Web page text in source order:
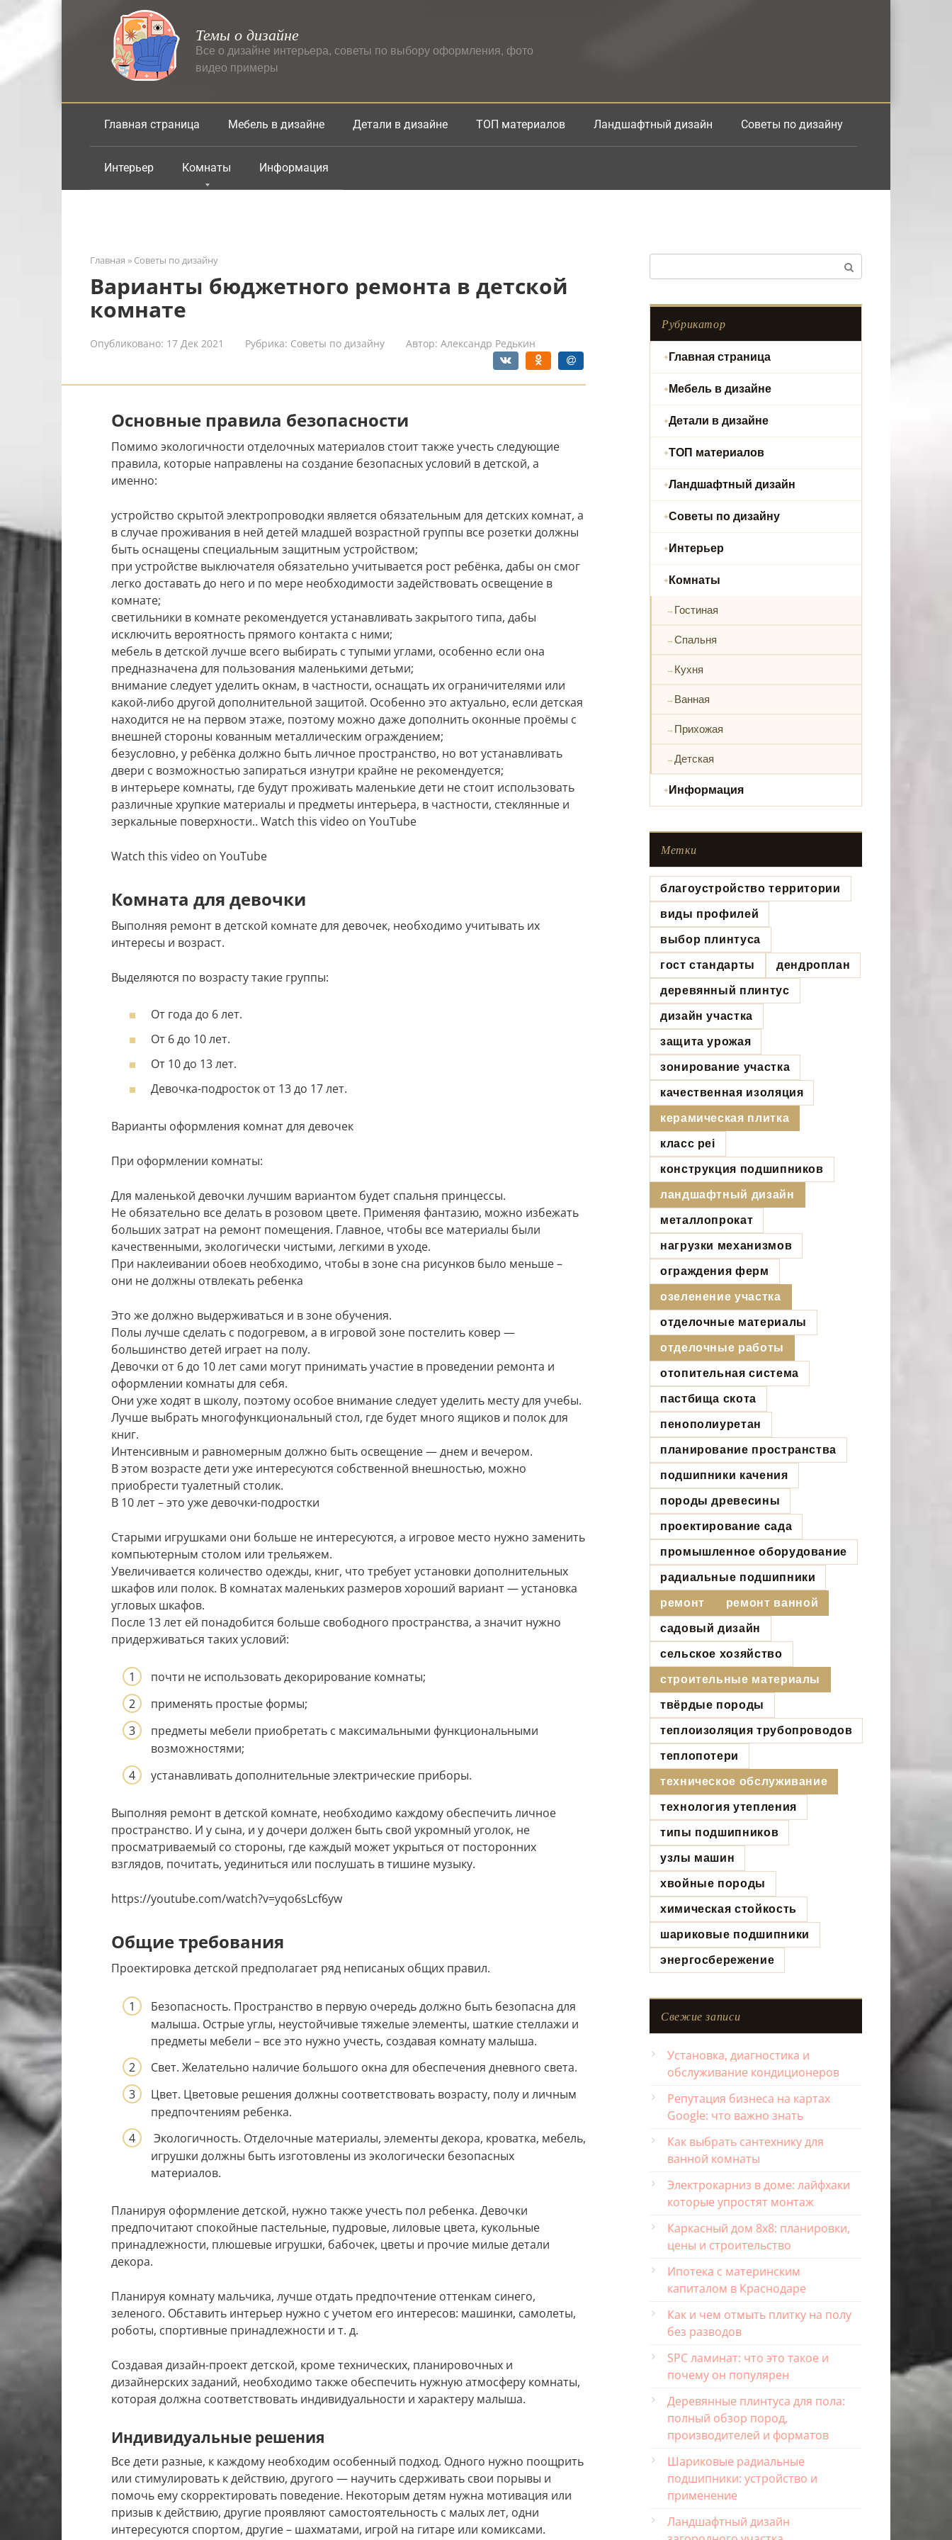
Перейти
к
Темы о дизайне
Все о дизайне интерьера, советы по выбору оформления, фото
видео примеры
Главная страница Мебель в дизайне Детали в дизайне ТОП материалов Ландшафтный дизайн Советы по дизайну
Интерьер Комнаты Информация
Главная » Советы по дизайну
Варианты бюджетного ремонта в детской
комнате
Опубликовано: 17 Дек 2021 Рубрика: Советы по дизайну Автор: Александр Редькин
Основные правила безопасности
Помимо экологичности отделочных материалов стоит также учесть следующие
правила, которые направлены на создание безопасных условий в детской, а
именно:
устройство скрытой электропроводки является обязательным для детских комнат, а
в случае проживания в ней детей младшей возрастной группы все розетки должны
быть оснащены специальным защитным устройством;
при устройстве выключателя обязательно учитывается рост ребёнка, дабы он смог
легко доставать до него и по мере необходимости задействовать освещение в
комнате;
светильники в комнате рекомендуется устанавливать закрытого типа, дабы
исключить вероятность прямого контакта с ними;
мебель в детской лучше всего выбирать с тупыми углами, особенно если она
предназначена для пользования маленькими детьми;
внимание следует уделить окнам, в частности, оснащать их ограничителями или
какой-либо другой дополнительной защитой. Особенно это актуально, если детская
находится не на первом этаже, поэтому можно даже дополнить оконные проёмы с
внешней стороны кованным металлическим ограждением;
безусловно, у ребёнка должно быть личное пространство, но вот устанавливать
двери с возможностью запираться изнутри крайне не рекомендуется;
в интерьере комнаты, где будут проживать маленькие дети не стоит использовать
различные хрупкие материалы и предметы интерьера, в частности, стеклянные и
зеркальные поверхности.. Watch this video on YouTube
Watch this video on YouTube
Комната для девочки
Выполняя ремонт в детской комнате для девочек, необходимо учитывать их
интересы и возраст.
Выделяются по возрасту такие группы:
От года до 6 лет.
От 6 до 10 лет.
От 10 до 13 лет.
Девочка-подросток от 13 до 17 лет.
Варианты оформления комнат для девочек
При оформлении комнаты:
Для маленькой девочки лучшим вариантом будет спальня принцессы.
Не обязательно все делать в розовом цвете. Применяя фантазию, можно избежать
больших затрат на ремонт помещения. Главное, чтобы все материалы были
качественными, экологически чистыми, легкими в уходе.
При наклеивании обоев необходимо, чтобы в зоне сна рисунков было меньше –
они не должны отвлекать ребенка
Это же должно выдерживаться и в зоне обучения.
Полы лучше сделать с подогревом, а в игровой зоне постелить ковер —
большинство детей играет на полу.
Девочки от 6 до 10 лет сами могут принимать участие в проведении ремонта и
оформлении комнаты для себя.
Они уже ходят в школу, поэтому особое внимание следует уделить месту для учебы.
Лучше выбрать многофункциональный стол, где будет много ящиков и полок для
книг.
Интенсивным и равномерным должно быть освещение — днем и вечером.
В этом возрасте дети уже интересуются собственной внешностью, можно
приобрести туалетный столик.
В 10 лет – это уже девочки-подростки
Старыми игрушками они больше не интересуются, а игровое место нужно заменить
компьютерным столом или трельяжем.
Увеличивается количество одежды, книг, что требует установки дополнительных
шкафов или полок. В комнатах маленьких размеров хороший вариант — установка
угловых шкафов.
После 13 лет ей понадобится больше свободного пространства, а значит нужно
придерживаться таких условий:
почти не использовать декорирование комнаты;
применять простые формы;
предметы мебели приобретать с максимальными функциональными
возможностями;
устанавливать дополнительные электрические приборы.
Выполняя ремонт в детской комнате, необходимо каждому обеспечить личное
пространство. И у сына, и у дочери должен быть свой укромный уголок, не
просматриваемый со стороны, где каждый может укрыться от посторонних
взглядов, почитать, уединиться или послушать в тишине музыку.
https://youtube.com/watch?v=yqo6sLcf6yw
Общие требования
Проектировка детской предполагает ряд неписаных общих правил.
Безопасность. Пространство в первую очередь должно быть безопасна для
малыша. Острые углы, неустойчивые тяжелые элементы, шаткие стеллажи и
предметы мебели – все это нужно учесть, создавая комнату малыша.
Свет. Желательно наличие большого окна для обеспечения дневного света.
Цвет. Цветовые решения должны соответствовать возрасту, полу и личным
предпочтениям ребенка.
Экологичность. Отделочные материалы, элементы декора, кроватка, мебель,
игрушки должны быть изготовлены из экологически безопасных
материалов.
Планируя оформление детской, нужно также учесть пол ребенка. Девочки
предпочитают спокойные пастельные, пудровые, лиловые цвета, кукольные
принадлежности, плюшевые игрушки, бабочек, цветы и прочие милые детали
декора.
Планируя комнату мальчика, лучше отдать предпочтение оттенкам синего,
зеленого. Обставить интерьер нужно с учетом его интересов: машинки, самолеты,
роботы, спортивные принадлежности и т. д.
Создавая дизайн-проект детской, кроме технических, планировочных и
дизайнерских заданий, необходимо также обеспечить нужную атмосферу комнаты,
которая должна соответствовать индивидуальности и характеру малыша.
Индивидуальные решения
Все дети разные, к каждому необходим особенный подход. Одного нужно поощрить
или стимулировать к действию, другого — научить сдерживать свои порывы и
помочь ему скорректировать поведение. Некоторым детям нужна мотивация или
призыв к действию, другие проявляют самостоятельность с малых лет, одни
интересуются спортом, другие – шахматами, игрой на гитаре или комиксами.
Рубрикатор
Главная страница
Мебель в дизайне
Детали в дизайне
ТОП материалов
Ландшафтный дизайн
Советы по дизайну
Интерьер
Комнаты
Гостиная
Спальня
Кухня
Ванная
Прихожая
Детская
Информация
Метки
благоустройство территории
виды профилей
выбор плинтуса
гост стандарты дендроплан
деревянный плинтус
дизайн участка
защита урожая
зонирование участка
качественная изоляция
керамическая плитка
класс pei
конструкция подшипников
ландшафтный дизайн
металлопрокат
нагрузки механизмов
ограждения ферм
озеленение участка
отделочные материалы
отделочные работы
отопительная система
пастбища скота
пенополиуретан
планирование пространства
подшипники качения
породы древесины
проектирование сада
промышленное оборудование
радиальные подшипники
ремонт ремонт ванной
садовый дизайн
сельское хозяйство
строительные материалы
твёрдые породы
теплоизоляция трубопроводов
теплопотери
техническое обслуживание
технология утепления
типы подшипников
узлы машин
хвойные породы
химическая стойкость
шариковые подшипники
энергосбережение
Свежие записи
Установка, диагностика и
обслуживание кондиционеров
Репутация бизнеса на картах
Google: что важно знать
Как выбрать сантехнику для
ванной комнаты
Электрокарниз в доме: лайфхаки
которые упростят монтаж
Каркасный дом 8х8: планировки,
цены и строительство
Ипотека с материнским
капиталом в Краснодаре
Как и чем отмыть плитку на полу
без разводов
SPC ламинат: что это такое и
почему он популярен
Деревянные плинтуса для пола:
полный обзор пород,
производителей и форматов
Шариковые радиальные
подшипники: устройство и
применение
Ландшафтный дизайн